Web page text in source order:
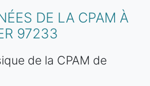
DE LA CPAM À
97233
de la CPAM de